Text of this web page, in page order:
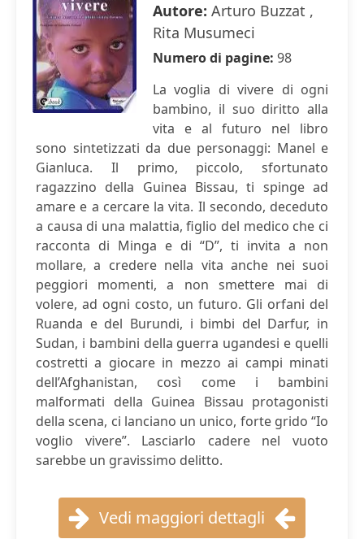
Autore: Arturo Buzzat ,
Rita Musumeci
Numero di pagine: 98
La voglia di vivere di ogni
bambino, il suo diritto alla
vita e al futuro nel libro
sono sintetizzati da due personaggi: Manel e
Gianluca. Il primo, piccolo, sfortunato
ragazzino della Guinea Bissau, ti spinge ad
amare e a cercare la vita. Il secondo, deceduto
a causa di una malattia, figlio del medico che ci
racconta di Minga e di “D”, ti invita a non
mollare, a credere nella vita anche nei suoi
peggiori momenti, a non smettere mai di
volere, ad ogni costo, un futuro. Gli orfani del
Ruanda e del Burundi, i bimbi del Darfur, in
Sudan, i bambini della guerra ugandesi e quelli
costretti a giocare in mezzo ai campi minati
dell’Afghanistan, così come i bambini
malformati della Guinea Bissau protagonisti
della scena, ci lanciano un unico, forte grido “Io
voglio vivere”. Lasciarlo cadere nel vuoto
sarebbe un gravissimo delitto.
Vedi maggiori dettagli